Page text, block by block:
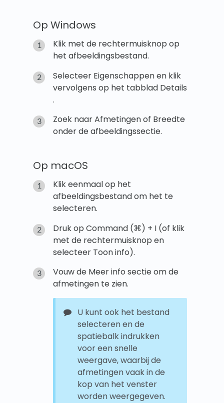
Op Windows
Klik met de rechtermuisknop op
het afbeeldingsbestand.
Selecteer Eigenschappen en klik
vervolgens op het tabblad Details
.
Zoek naar Afmetingen of Breedte
onder de afbeeldingssectie.
Op macOS
Klik eenmaal op het
afbeeldingsbestand om het te
selecteren.
Druk op Command (⌘) + I (of klik
met de rechtermuisknop en
selecteer Toon info).
Vouw de Meer info sectie om de
afmetingen te zien.
U kunt ook het bestand
selecteren en de
spatiebalk indrukken
voor een snelle
weergave, waarbij de
afmetingen vaak in de
kop van het venster
worden weergegeven.